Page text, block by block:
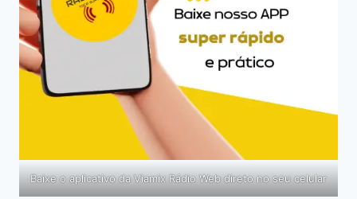
Baixe o aplicativo da Viamix Rádio Web direto no seu celular